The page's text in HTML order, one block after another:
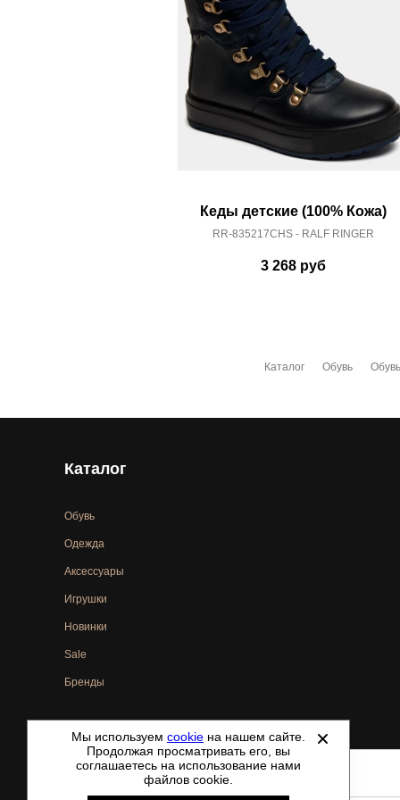
Кеды детские (100% Кожа)
RR-835217CHS - RALF RINGER
3 268руб
Каталог Обувь
Каталог
Обувь
Одежда
Аксессуары
Игрушки
Новинки
Sale
Бренды
©2021-2026 - ShoesTown.ru - все права защищены.
Мы используем cookie на нашем сайте.
Продолжая просматривать его, вы
соглашаетесь на использование нами
файлов cookie.